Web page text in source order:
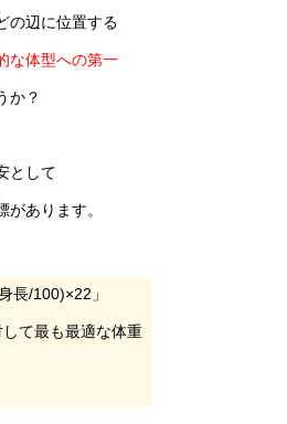
の辺に位置する
な体型への第一
か？
として
があります。
長/100)×22」
て最も最適な体重